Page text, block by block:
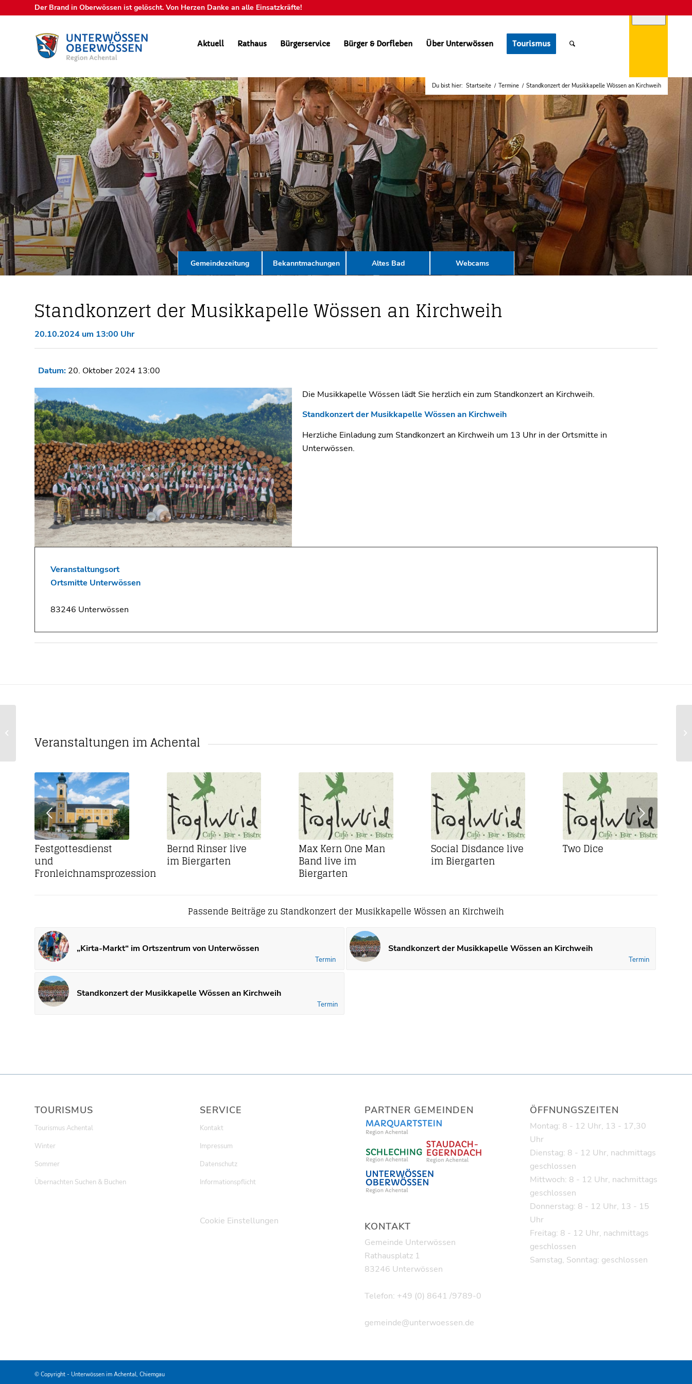
Der Brand in Oberwössen ist gelöscht. Von Herzen Danke an alle Einsatzkräfte!
Aktuell Rathaus Bürgerservice Bürger & Dorfleben Über Unterwössen Tourismus
Du bist hier: Startseite / Termine / Standkonzert der Musikkapelle Wössen an Kirchweih
Gemeindezeitung Bekanntmachungen Altes Bad Webcams
Standkonzert der Musikkapelle Wössen an Kirchweih
20.10.2024 um 13:00 Uhr
Datum: 20. Oktober 2024 13:00
Die Musikkapelle Wössen lädt Sie herzlich ein zum Standkonzert an Kirchweih.
Standkonzert der Musikkapelle Wössen an Kirchweih
Herzliche Einladung zum Standkonzert an Kirchweih um 13 Uhr in der Ortsmitte in
Unterwössen.
Veranstaltungsort
Ortsmitte Unterwössen
83246 Unterwössen
Veranstaltungen im Achental
Festgottesdienst
und
Fronleichnamsprozession
Bernd Rinser live
im Biergarten
Max Kern One Man
Band live im
Biergarten
Social Disdance live
im Biergarten
Two Dice
Weiter
Passende Beiträge zu Standkonzert der Musikkapelle Wössen an Kirchweih
„Kirta-Markt“ im Ortszentrum von Unterwössen
Termin
Standkonzert der Musikkapelle Wössen an Kirchweih
Termin
Standkonzert der Musikkapelle Wössen an Kirchweih
Termin
TOURISMUS
Tourismus Achental
Winter
Sommer
Übernachten Suchen & Buchen
SERVICE
Kontakt
Impressum
Datenschutz
Informationspflicht
Cookie Einstellungen
PARTNER GEMEINDEN
KONTAKT
Gemeinde Unterwössen
Rathausplatz 1
83246 Unterwössen
Telefon: +49 (0) 8641 /9789-0
gemeinde@unterwoessen.de
ÖFFNUNGSZEITEN
Montag: 8 - 12 Uhr, 13 - 17,30
Uhr
Dienstag: 8 - 12 Uhr, nachmittags
geschlossen
Mittwoch: 8 - 12 Uhr, nachmittags
geschlossen
Donnerstag: 8 - 12 Uhr, 13 - 15
Uhr
Freitag: 8 - 12 Uhr, nachmittags
geschlossen
Samstag, Sonntag: geschlossen
© Copyright - Unterwössen im Achental, Chiemgau
am Wössner See